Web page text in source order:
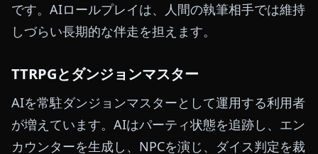
です。AIロールプレイは、人間の執筆相手では維持
しづらい長期的な伴走を担えます。
TTRPGとダンジョンマスター
AIを常駐ダンジョンマスターとして運用する利用者
が増えています。AIはパーティ状態を追跡し、エン
カウンターを生成し、NPCを演じ、ダイス判定を裁